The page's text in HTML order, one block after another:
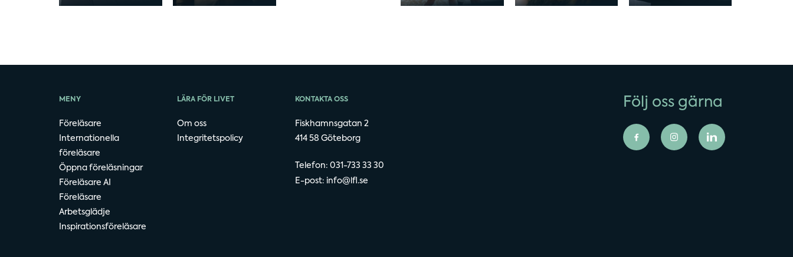
MENY
Föreläsare
Internationella
föreläsare
Öppna föreläsningar
Föreläsare AI
Föreläsare
Arbetsglädje
Inspirationsföreläsare
LÄRA FÖR LIVET
Om oss
Integritetspolicy
KONTAKTA OSS
Fiskhamnsgatan 2
414 58 Göteborg
Telefon: 031-733 33 30
E-post: info@lfl.se
Följ oss gärna